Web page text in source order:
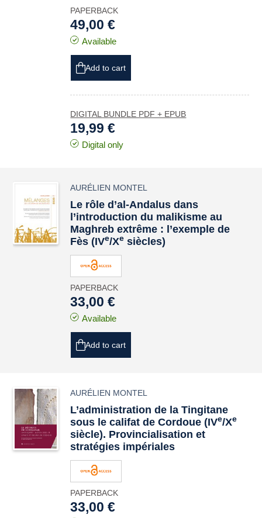
PAPERBACK
49,00 €
Available
Add to cart
DIGITAL BUNDLE PDF + EPUB
19,99 €
Digital only
AURÉLIEN MONTEL
Le rôle d’al-Andalus dans
l’introduction du malikisme au
Maghreb extrême : l’exemple de
Fès (IVe/Xe siècles)
PAPERBACK
33,00 €
Available
Add to cart
AURÉLIEN MONTEL
L’administration de la Tingitane
sous le califat de Cordoue (IVe/Xe
siècle). Provincialisation et
stratégies impériales
PAPERBACK
33,00 €